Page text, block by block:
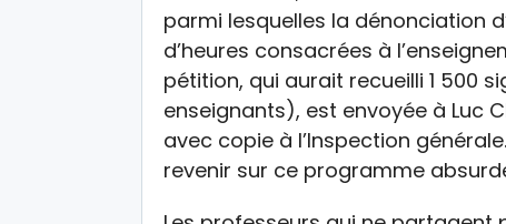
parmi lesquelles la dénonciation
d’heures consacrées à
pétition, qui aurait recueilli 1 500
enseignants), est envoyée à Luc
avec copie à l’Inspection
revenir sur ce programme